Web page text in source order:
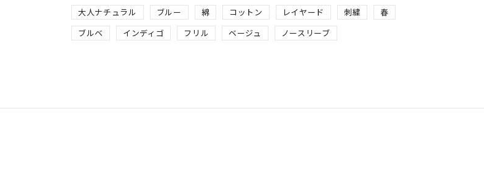
大人ナチュラル
ブルー 綿 コットン レイヤード 刺繍
春
ブルベ
インディゴ フリル ベージュ ノースリーブ